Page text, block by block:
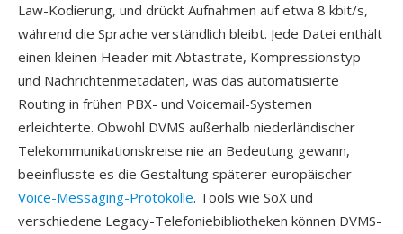
Law-Kodierung, und drückt Aufnahmen auf etwa 8 kbit/s,
während die Sprache verständlich bleibt. Jede Datei enthält
einen kleinen Header mit Abtastrate, Kompressionstyp
und Nachrichtenmetadaten, was das automatisierte
Routing in frühen PBX- und Voicemail-Systemen
erleichterte. Obwohl DVMS außerhalb niederländischer
Telekommunikationskreise nie an Bedeutung gewann,
beeinflusste es die Gestaltung späterer europäischer
Voice-Messaging-Protokolle. Tools wie SoX und
verschiedene Legacy-Telefoniebibliotheken können DVMS-